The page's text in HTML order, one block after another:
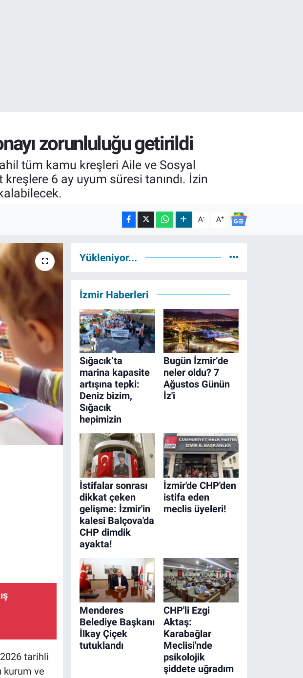
zorunluluğu getirildi
tüm kamu kreşleri Aile ve Sosyal
kreşlere 6 ay uyum süresi tanındı. İzin
A- A+
tarihli
kurum ve
Yükleniyor...
İzmir Haberleri
Sığacık’ta
marina kapasite
artışına tepki:
Deniz bizim,
Sığacık
hepimizin
Bugün İzmir’de
neler oldu? 7
Ağustos Günün
İz'i
İstifalar sonrası
dikkat çeken
gelişme: İzmir'in
kalesi Balçova'da
CHP dimdik
ayakta!
İzmir'de CHP'den
istifa eden
meclis üyeleri!
Menderes
Belediye Başkanı
İlkay Çiçek
tutuklandı
CHP'li Ezgi
Aktaş:
Karabağlar
Meclisi'nde
psikolojik
şiddete uğradım